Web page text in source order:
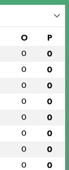
O P
0 0
0 0
0 0
0 0
0 0
0 0
0 0
0 0